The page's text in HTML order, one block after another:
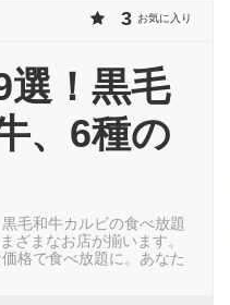
3 お気に入り
選！黒毛
、6種の
毛和牛カルビの食べ放題
ざまなお店が揃います。
格で食べ放題に。あなた